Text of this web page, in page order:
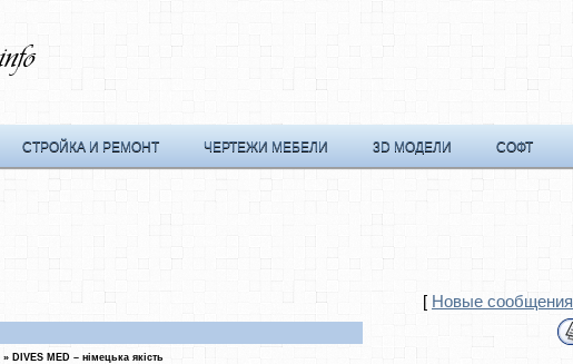
СТРОЙКА И РЕМОНТ ЧЕРТЕЖИ МЕБЕЛИ 3D МОДЕЛИ СОФТ
[ Новые сообщения
» DIVES MED – німецька якість